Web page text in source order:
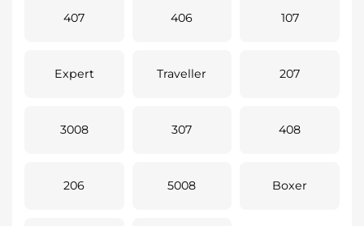
407 406 107
Expert Traveller 207
3008 307 408
206 5008 Boxer